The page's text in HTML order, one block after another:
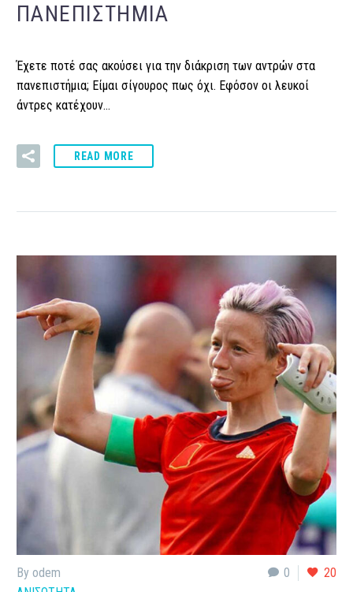
ΠΑΝΕΠΙΣΤΉΜΙΑ
Έχετε ποτέ σας ακούσει για την διάκριση των αντρών στα
πανεπιστήμια; Είμαι σίγουρος πως όχι. Εφόσον οι λευκοί
άντρες κατέχουν…
READ MORE
0 20
By odem